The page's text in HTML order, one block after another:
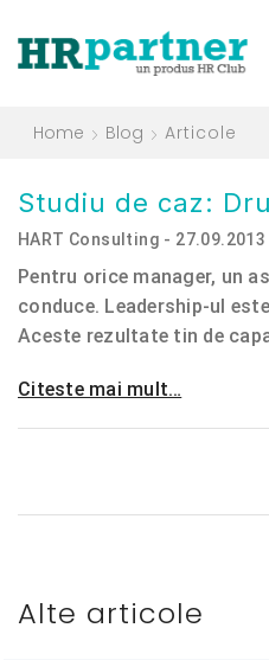
Home Blog Articole
Studiu de caz:
HART Consulting - 27.09.2013
Pentru orice manager, un
conduce. Leadership-ul
Aceste rezultate tin de
Citeste mai mult…
Alte articole